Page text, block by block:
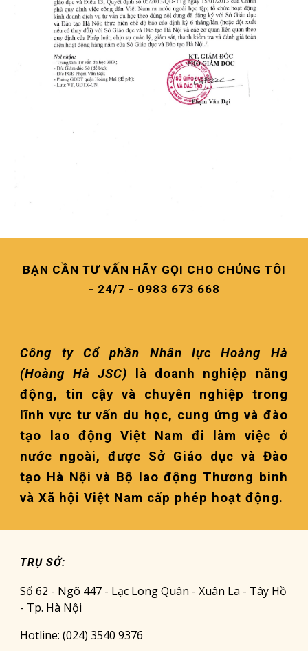
BẠN CẦN TƯ VẤN HÃY GỌI CHO CHÚNG TÔI
- 24/7 - 0983 673 668
Công ty Cổ phần Nhân lực Hoàng Hà
(Hoàng Hà JSC) là doanh nghiệp năng
động, tin cậy và chuyên nghiệp trong
lĩnh vực tư vấn du học, cung ứng và đào
tạo lao động Việt Nam đi làm việc ở
nước ngoài, được Sở Giáo dục và Đào
tạo Hà Nội và Bộ lao động Thương binh
và Xã hội Việt Nam cấp phép hoạt động.
TRỤ SỞ:
Số 62 - Ngõ 447 - Lạc Long Quân - Xuân La - Tây Hồ
- Tp. Hà Nội
Hotline: (024) 3540 9376